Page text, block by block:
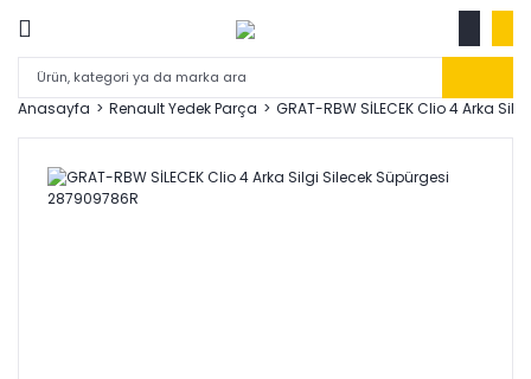
Anasayfa Renault Yedek Parça GRAT-RBW SİLECEK Clio 4 Arka